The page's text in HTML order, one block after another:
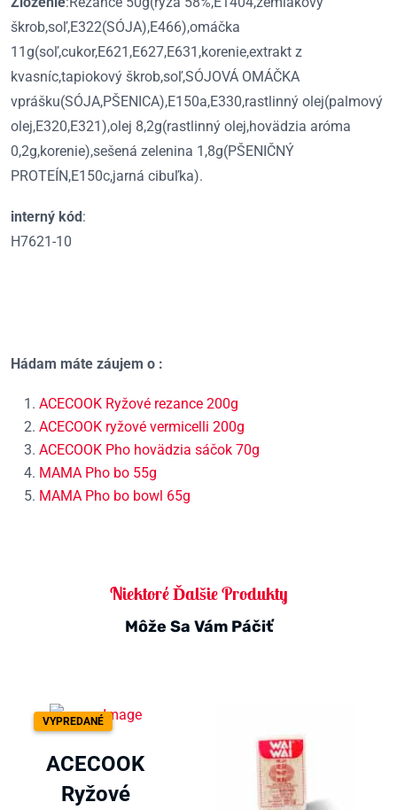
škrob,soľ,E322(SÓJA),E466),omáčka
11g(soľ,cukor,E621,E627,E631,korenie,extrakt z
kvasníc,tapiokový škrob,soľ,SÓJOVÁ OMÁČKA
vprášku(SÓJA,PŠENICA),E150a,E330,rastlinný olej(palmový
olej,E320,E321),olej 8,2g(rastlinný olej,hovädzia aróma
0,2g,korenie),sešená zelenina 1,8g(PŠENIČNÝ
PROTEÍN,E150c,jarná cibuľka).
interný kód:
H7621-10
Hádam máte záujem o :
ACECOOK Ryžové rezance 200g
ACECOOK ryžové vermicelli 200g
ACECOOK Pho hovädzia sáčok 70g
MAMA Pho bo 55g
MAMA Pho bo bowl 65g
Niektoré Ďalšie Produkty
Môže Sa Vám Páčiť
VYPREDANÉ
ACECOOK
Ryžové